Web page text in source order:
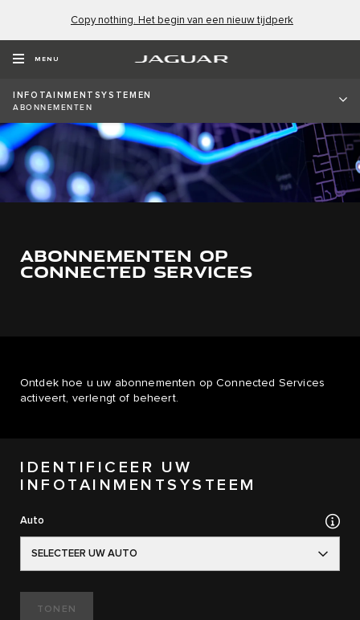
Copy nothing. Het begin van een nieuw tijdperk
MENU
INFOTAINMENTSYSTEMEN
ABONNEMENTEN
ABONNEMENTEN OP
CONNECTED SERVICES
Ontdek hoe u uw abonnementen op Connected Services
activeert, verlengt of beheert.
IDENTIFICEER UW
INFOTAINMENTSYSTEEM
Auto
SELECTEER UW AUTO
TONEN